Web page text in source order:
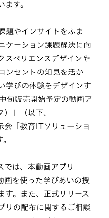
ます。
題やインサイトをふま
ケーション課題解決に向
スペリエンスデザインや
ンセントの知見を活か
学びの体験をデザインす
旬販売開始予定の動画ア
」（以下、
会「教育ITソリューショ
では、本動画アプリ
画を使った学びあいの授
す。また、正式リリース
リの配布に関するご相談